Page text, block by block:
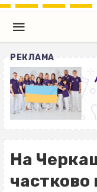
РЕКЛАМА
На